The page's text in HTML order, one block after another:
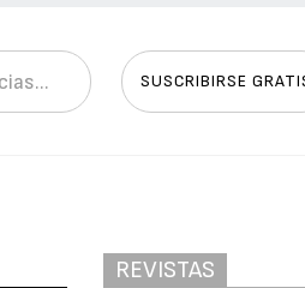
SUSCRIBIRSE
REVISTAS